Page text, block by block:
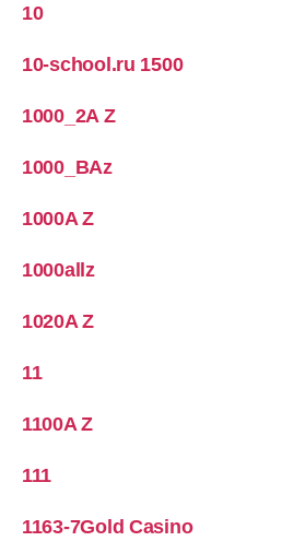
10
10-school.ru 1500
1000_2A Z
1000_BAz
1000A Z
1000allz
1020A Z
11
1100A Z
111
1163-7Gold Casino